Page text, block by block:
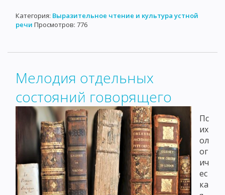
Категория: Выразительное чтение и культура устной
речи Просмотров: 776
Мелодия отдельных
состояний говорящего
Пс
их
ол
ог
ич
ес
ка